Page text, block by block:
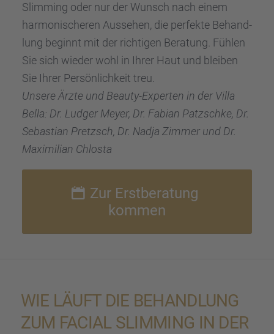
Slimming oder nur der Wunsch nach einem
harmo­ni­sche­ren Ausse­hen, die perfekte Behand­
lung beginnt mit der richti­gen Beratung. Fühlen
Sie sich wieder wohl in Ihrer Haut und bleiben
Sie Ihrer Persön­lich­keit treu.
Unsere Ärzte und Beauty-Exper­ten in der Villa
Bella: Dr. Ludger Meyer, Dr. Fabian Patzschke, Dr.
Sebas­tian Pretzsch, Dr. Nadja Zimmer und Dr.
Maximi­lian Chlosta
Zur Erstbe­ra­tung
kommen
WIE LÄUFT DIE BEHAND­LUNG
ZUM FACIAL SLIMMING IN DER